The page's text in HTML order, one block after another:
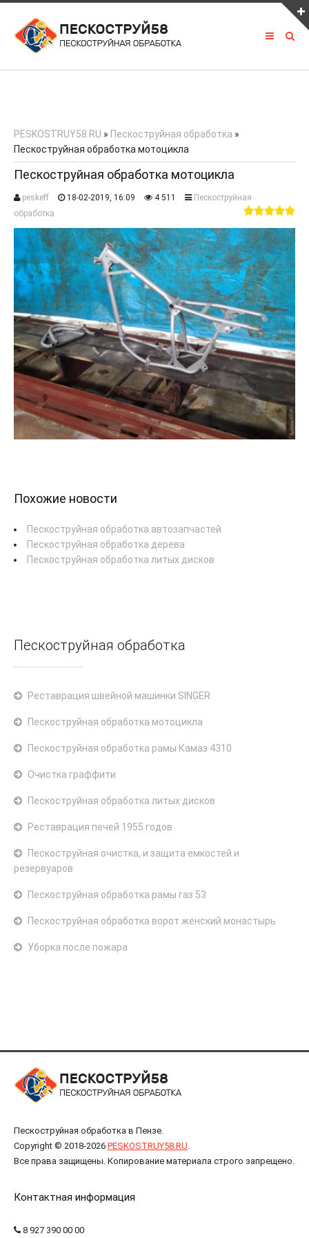
ПОСЛЕДНЕЕ ИЗ ПОРТФОЛИО
КАК С НАМИ СВЯЗАТЬСЯ
8 927 390 00 00
LOMOV.PAVEL58@mail.ru
vk.com/peskostrui58
Россия, г. Пенза, трасса М5 630 км.
PESKOSTRUY58.RU » Пескоструйная обработка »
Пескоструйная обработка мотоцикла
Пескоструйная обработка мотоцикла
peskeff 18-02-2019, 16:09 4 511
Пескоструйная
обработка
Похожие новости
Пескоструйная обработка автозапчастей
Пескоструйная обработка дерева
Пескоструйная обработка литых дисков
Пескоструйная обработка
Реставрация швейной машинки SINGER
Пескоструйная обработка мотоцикла
Пескоструйная обработка рамы Камаз 4310
Очистка граффити
Пескоструйная обработка литых дисков
Реставрация печей 1955 годов
Пескоструйная очистка, и защита емкостей и
резервуаров
Пескоструйная обработка рамы газ 53
Пескоструйная обработка ворот женский монастырь
Уборка после пожара
Пескоструйная обработка в Пензе.
Copyright © 2018-2026 PESKOSTRUY58.RU.
Все права защищены. Копирование материала строго запрещено.
Контактная информация
8 927 390 00 00